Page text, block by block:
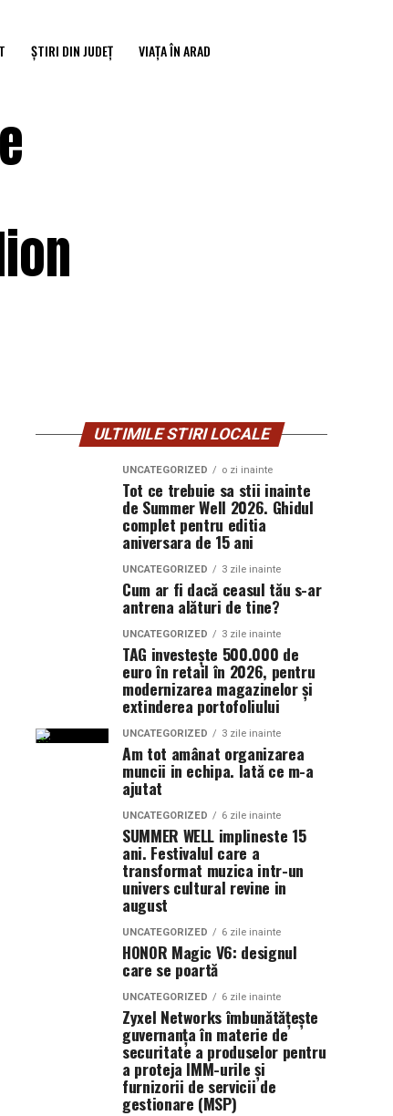
ȘTIRI DIN JUDEȚ VIAȚA ÎN ARAD
ULTIMILE STIRI LOCALE
UNCATEGORIZED o zi inainte
Tot ce trebuie sa stii inainte
de Summer Well 2026. Ghidul
complet pentru editia
aniversara de 15 ani
UNCATEGORIZED 3 zile inainte
Cum ar fi dacă ceasul tău s-ar
antrena alături de tine?
UNCATEGORIZED 3 zile inainte
TAG investește 500.000 de
euro în retail în 2026, pentru
modernizarea magazinelor și
extinderea portofoliului
UNCATEGORIZED 3 zile inainte
Am tot amânat organizarea
muncii in echipa. Iată ce m-a
ajutat
UNCATEGORIZED 6 zile inainte
SUMMER WELL implineste 15
ani. Festivalul care a
transformat muzica intr-un
univers cultural revine in
august
UNCATEGORIZED 6 zile inainte
HONOR Magic V6: designul
care se poartă
UNCATEGORIZED 6 zile inainte
Zyxel Networks îmbunătățește
guvernanța în materie de
securitate a produselor pentru
a proteja IMM-urile și
furnizorii de servicii de
gestionare (MSP)